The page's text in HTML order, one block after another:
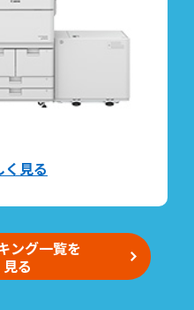
く見る
ング一覧を
る